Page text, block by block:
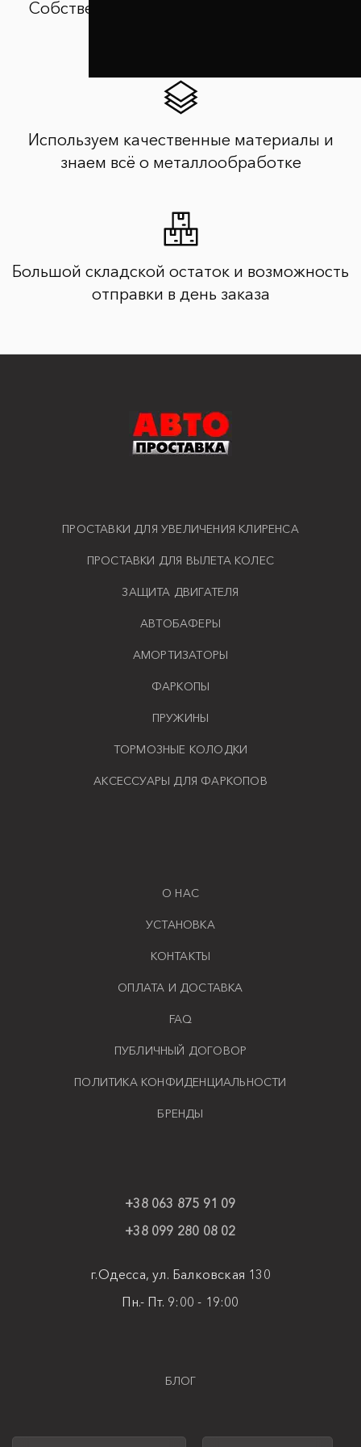
Собственное производство и контроль
Используем качественные материалы и
знаем всё о металлообработке
Большой складской остаток и возможность
отправки в день заказа
ПРОСТАВКИ ДЛЯ УВЕЛИЧЕНИЯ КЛИРЕНСА
ПРОСТАВКИ ДЛЯ ВЫЛЕТА КОЛЕС
ЗАЩИТА ДВИГАТЕЛЯ
АВТОБАФЕРЫ
АМОРТИЗАТОРЫ
ФАРКОПЫ
ПРУЖИНЫ
ТОРМОЗНЫЕ КОЛОДКИ
АКСЕССУАРЫ ДЛЯ ФАРКОПОВ
О НАС
УСТАНОВКА
КОНТАКТЫ
ОПЛАТА И ДОСТАВКА
FAQ
ПУБЛИЧНЫЙ ДОГОВОР
ПОЛИТИКА КОНФИДЕНЦИАЛЬНОСТИ
БРЕНДЫ
+38 063 875 91 09
+38 099 280 08 02
г.Одесса, ул. Балковская 130
Пн.- Пт. 9:00 - 19:00
БЛОГ